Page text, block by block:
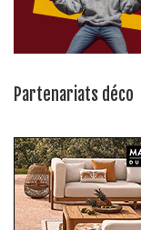
Partenariats déco